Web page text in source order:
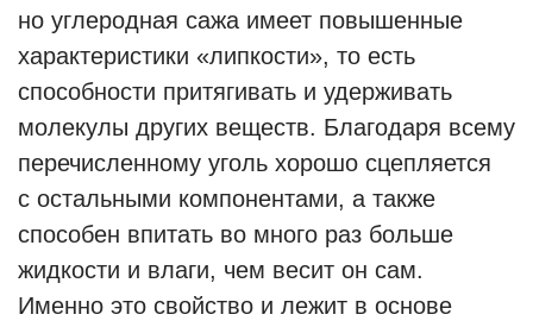
но углеродная сажа имеет повышенные
характеристики «липкости», то есть
способности притягивать и удерживать
молекулы других веществ. Благодаря всему
перечисленному уголь хорошо сцепляется
с остальными компонентами, а также
способен впитать во много раз больше
жидкости и влаги, чем весит он сам.
Именно это свойство и лежит в основе